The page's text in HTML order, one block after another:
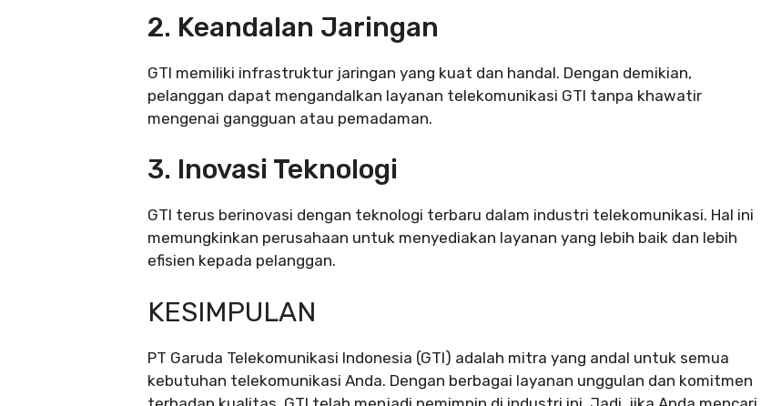
2. Keandalan Jaringan
GTI memiliki infrastruktur jaringan yang kuat dan handal. Dengan demikian,
pelanggan dapat mengandalkan layanan telekomunikasi GTI tanpa khawatir
mengenai gangguan atau pemadaman.
3. Inovasi Teknologi
GTI terus berinovasi dengan teknologi terbaru dalam industri telekomunikasi. Hal ini
memungkinkan perusahaan untuk menyediakan layanan yang lebih baik dan lebih
efisien kepada pelanggan.
KESIMPULAN
PT Garuda Telekomunikasi Indonesia (GTI) adalah mitra yang andal untuk semua
kebutuhan telekomunikasi Anda. Dengan berbagai layanan unggulan dan komitmen